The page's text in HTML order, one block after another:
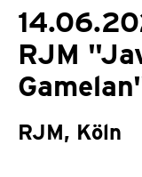
RJM
RJM, Köln